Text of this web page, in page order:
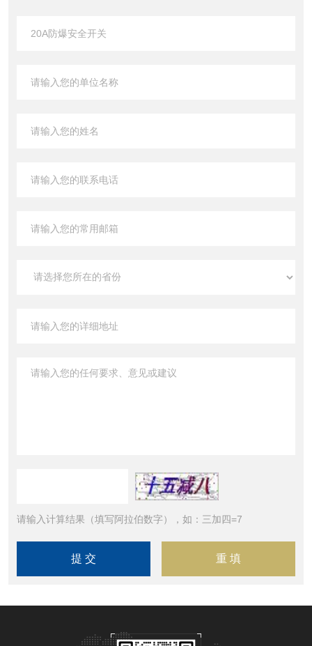
请输入计算结果（填写阿拉伯数字），如：三加四=7